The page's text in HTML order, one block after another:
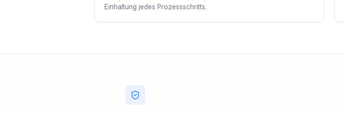
Einhaltung jedes Prozessschritts.